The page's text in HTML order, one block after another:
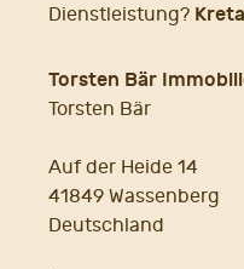
Dienstleistung? Kreta
Torsten Bär
Torsten Bär
Auf der Heide 14
41849 Wassenberg
Deutschland